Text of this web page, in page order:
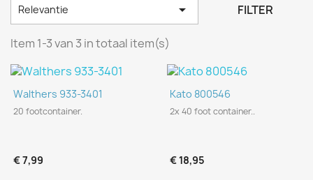
Relevantie  FILTER
Item 1-3 van 3 in totaal item(s)
Walthers 933-3401
20 footcontainer.
€ 7,99
Kato 800546
2x 40 foot container..
€ 18,95